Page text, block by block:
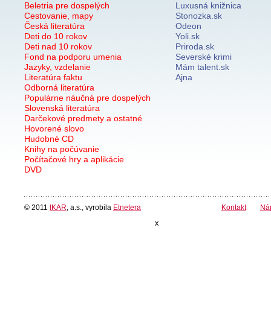
Beletria pre dospelých
Cestovanie, mapy
Česká literatúra
Deti do 10 rokov
Deti nad 10 rokov
Fond na podporu umenia
Jazyky, vzdelanie
Literatúra faktu
Odborná literatúra
Populárne náučná pre dospelých
Slovenská literatúra
Darčekové predmety a ostatné
Hovorené slovo
Hudobné CD
Knihy na počúvanie
Počítačové hry a aplikácie
DVD
Luxusná knižnica
Stonozka.sk
Odeon
Yoli.sk
Priroda.sk
Severské krimi
Mám talent.sk
Ajna
© 2011 IKAR , a.s., vyrobila Etnetera Kontakt
x